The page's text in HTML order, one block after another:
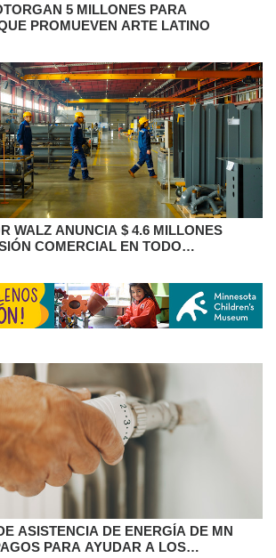
5 MILLONES PARA
PROMUEVEN ARTE LATINO
WALZ ANUNCIA $ 4.6 MILLONES
COMERCIAL EN TODO
ASISTENCIA DE ENERGÍA DE MN
PARA AYUDAR A LOS